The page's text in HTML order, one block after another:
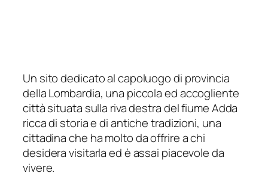
Un sito dedicato al capoluogo di provincia
della Lombardia, una piccola ed accogliente
città situata sulla riva destra del fiume Adda
ricca di storia e di antiche tradizioni, una
cittadina che ha molto da offrire a chi
desidera visitarla ed è assai piacevole da
vivere.